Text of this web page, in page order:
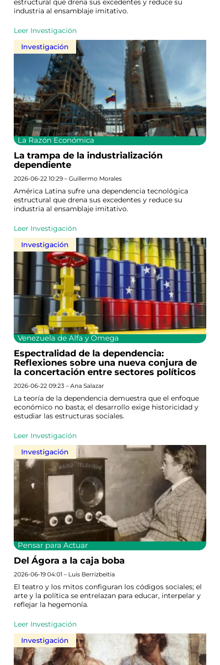
estructural que drena sus excedentes y reduce su
industria al ensamblaje imitativo.
Leer Investigación
Investigación
La Razón Económica
La trampa de la industrialización
dependiente
2026-06-22 10:29 – Guillermo Morales
América Latina sufre una dependencia tecnológica
estructural que drena sus excedentes y reduce su
industria al ensamblaje imitativo.
Leer Investigación
Investigación
Venezuela de Alfa y Omega
Espectralidad de la dependencia:
Reflexiones sobre una nueva conjura de
la concertación entre sectores políticos
2026-06-22 09:23 – Ana Salazar
La teoría de la dependencia demuestra que el enfoque
económico no basta; el desarrollo exige historicidad y
estudiar las estructuras sociales.
Leer Investigación
Investigación
Pensar para Actuar
Del Ágora a la caja boba
2026-06-19 04:01 – Luis Berrizbeitia
El teatro y los mitos configuran los códigos sociales; el
arte y la política se entrelazan para educar, interpelar y
reflejar la hegemonía.
Leer Investigación
Investigación